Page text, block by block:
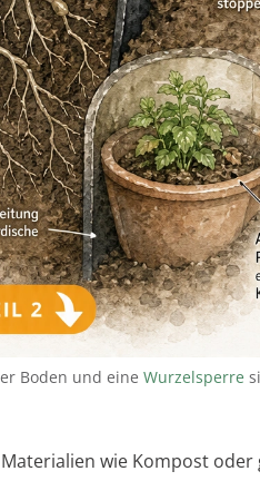
Boden und eine Wurzelsperre
wie Kompost oder